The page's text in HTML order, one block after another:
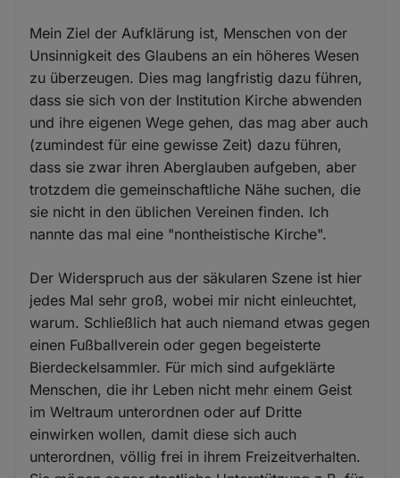
Mein Ziel der Aufklärung ist, Menschen von der
Unsinnigkeit des Glaubens an ein höheres Wesen
zu überzeugen. Dies mag langfristig dazu führen,
dass sie sich von der Institution Kirche abwenden
und ihre eigenen Wege gehen, das mag aber auch
(zumindest für eine gewisse Zeit) dazu führen,
dass sie zwar ihren Aberglauben aufgeben, aber
trotzdem die gemeinschaftliche Nähe suchen, die
sie nicht in den üblichen Vereinen finden. Ich
nannte das mal eine "nontheistische Kirche".
Der Widerspruch aus der säkularen Szene ist hier
jedes Mal sehr groß, wobei mir nicht einleuchtet,
warum. Schließlich hat auch niemand etwas gegen
einen Fußballverein oder gegen begeisterte
Bierdeckelsammler. Für mich sind aufgeklärte
Menschen, die ihr Leben nicht mehr einem Geist
im Weltraum unterordnen oder auf Dritte
einwirken wollen, damit diese sich auch
unterordnen, völlig frei in ihrem Freizeitverhalten.